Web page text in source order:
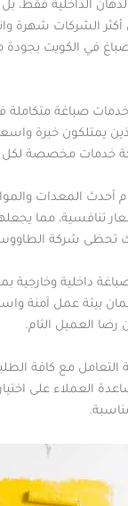
الداخلية فقط،
الشركات شهرة
في الكويت بجودة
صباغة متكاملة
يمتلكون خبرة
خدمات مخصصة لكل
المعدات
تنافسية، مما
لذلك تحظى شركة
داخلية وخارجية
بيئة عمل آمنة
رضا العميل التام.
مع كافة
العملاء على